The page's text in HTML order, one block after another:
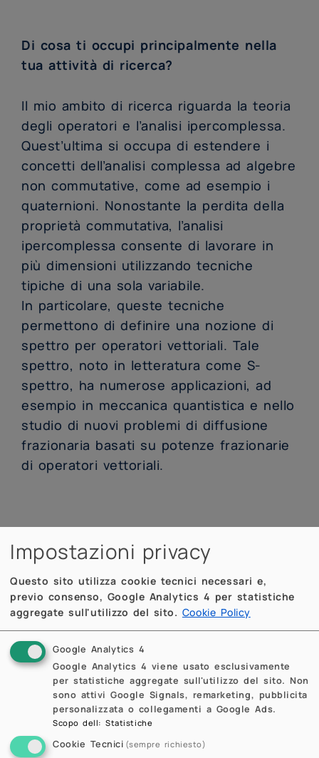
Di cosa ti occupi principalmente nella
tua attività di ricerca?
Il mio ambito di ricerca riguarda la teoria
degli operatori e l’analisi ipercomplessa.
Quest’ultima si occupa di estendere i
concetti dell’analisi complessa ad algebre
non commutative, come ad esempio i
quaternioni. Nonostante la perdita della
proprietà commutativa, l’analisi
ipercomplessa consente di lavorare in
più dimensioni utilizzando tecniche
tipiche di una sola variabile.
In particolare, queste tecniche
permettono di definire una nozione di
spettro per operatori vettoriali. Tale
spettro, noto in letteratura come S-
spettro, ha numerose applicazioni, ad
esempio in meccanica quantistica e nello
studio di nuovi problemi di diffusione
frazionaria basati su potenze frazionarie
di operatori vettoriali.
Ti sei occupato anche di
superoscillazioni?
Sì, ho iniziato a studiare la teoria
matematica delle superoscillazioni
durante il mio post-doc a Los Angeles,
per poi proseguire questa linea di ricerca
al Politecnico di Milano. In particolare, mi
sono occupato delle connessioni tra
superoscillazioni, trasformate integrali e
analisi tempo-frequenza.
Impostazioni privacy
Questo sito utilizza cookie tecnici necessari e,
previo consenso, Google Analytics 4 per statistiche
aggregate sull'utilizzo del sito. Cookie Policy
Google Analytics 4
Google Analytics 4 viene usato esclusivamente
per statistiche aggregate sull'utilizzo del sito. Non
sono attivi Google Signals, remarketing, pubblicita
personalizzata o collegamenti a Google Ads.
Scopo dell:Statistiche
Cookie Tecnici (sempre richiesto)